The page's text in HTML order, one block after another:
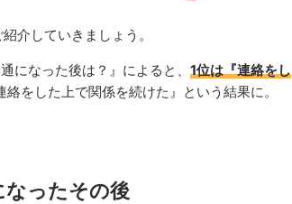
介していきましょう。
になった後は？』によると、 1位は『連絡をし
をした上で関係を続けた』という結果に。
なったその後